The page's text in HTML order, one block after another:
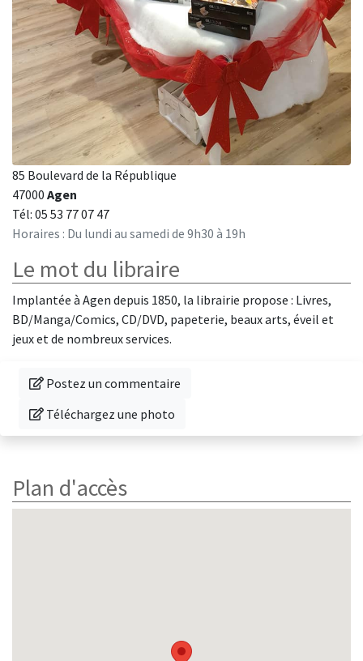
85 Boulevard de la République
47000 Agen
Tél: 05 53 77 07 47
Horaires : Du lundi au samedi de 9h30 à 19h
Le mot du libraire
Implantée à Agen depuis 1850, la librairie propose : Livres,
BD/Manga/Comics, CD/DVD, papeterie, beaux arts, éveil et
jeux et de nombreux services.
Donnez votre avis sur cette librairie
Postez un commentaire
Téléchargez une photo de cette librairie
Téléchargez une photo
Plan d'accès